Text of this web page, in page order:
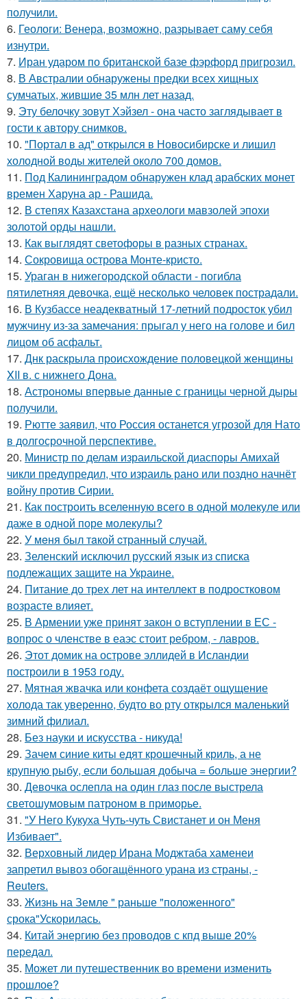
получили.
6. Геологи: Венера, возможно, разрывает саму себя
изнутри.
7. Иран ударом по британской базе фэрфорд пригрозил.
8. В Австралии обнаружены предки всех хищных
сумчатых, жившие 35 млн лет назад.
9. Эту белочку зовут Хэйзел - она часто заглядывает в
гости к автору снимков.
10. "Портал в ад" открылся в Новосибирске и лишил
холодной воды жителей около 700 домов.
11. Под Калининградом обнаружен клад арабских монет
времен Харуна ар - Рашида.
12. В степях Казахстана археологи мавзолей эпохи
золотой орды нашли.
13. Как выглядят светофоры в разных странах.
14. Сокровища острова Монте-кристо.
15. Ураган в нижегородской области - погибла
пятилетняя девочка, ещё несколько человек пострадали.
16. В Кузбассе неадекватный 17-летний подросток убил
мужчину из-за замечания: прыгал у него на голове и бил
лицом об асфальт.
17. Днк раскрыла происхождение половецкой женщины
XII в. с нижнего Дона.
18. Астрономы впервые данные с границы черной дыры
получили.
19. Рютте заявил, что Россия останется угрозой для Нато
в долгосрочной перспективе.
20. Министр по делам израильской диаспоры Амихай
чикли предупредил, что израиль рано или поздно начнёт
войну против Сирии.
21. Как построить вселенную всего в одной молекуле или
даже в одной поре молекулы?
22. У мeня был тaкой cтранный слyчай.
23. Зеленский исключил русский язык из списка
подлежащих защите на Украине.
24. Питание до трех лет на интеллект в подростковом
возрасте влияет.
25. В Армении уже принят закон о вступлении в ЕС -
вопрос о членстве в еаэс стоит ребром, - лавров.
26. Этот домик на острове эллидей в Исландии
построили в 1953 году.
27. Мятная жвачка или конфета создаёт ощущение
холода так уверенно, будто во рту открылся маленький
зимний филиал.
28. Без науки и искусства - никуда!
29. Зачем синие киты едят крошечный криль, а не
крупную рыбу, если большая добыча = больше энергии?
30. Девочка ослепла на один глаз после выстрела
светошумовым патроном в приморье.
31. "У Него Кукуха Чуть-чуть Свистанет и он Меня
Избивает".
32. Верховный лидер Ирана Моджтаба хаменеи
запретил вывоз обогащённого урана из страны, -
Reuters.
33. Жизнь на Земле " раньше "положенного"
срока"Ускорилась.
34. Китай энергию без проводов с кпд выше 20%
передал.
35. Может ли путешественник во времени изменить
прошлое?